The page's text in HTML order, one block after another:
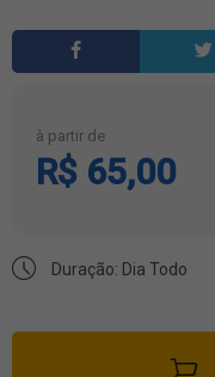
à partir de
R$ 65,00
Duração: Dia Todo